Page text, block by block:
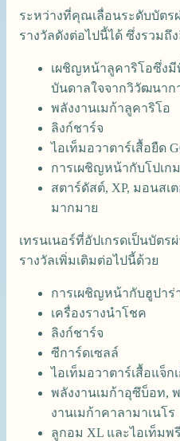
ระหว่างที่คุณเลื่อนระดับบัตร
รางวัลดังต่อไปนี้ได้ ซึ่งรวมถึ
เผชิญหน้าลูคาริโอซึ่งมี
บันดาลใจจากวิวัฒนาก
พลังงานเมก้าลูคาริโอ
ลิงก์ชาร์จ
ไอเท็มอวาตาร์เสื้อยืด
การเผชิญหน้ากับโปเก
สตาร์ดัสต์, XP, มอนสเ
มากมาย
เทรนเนอร์ที่อัปเกรดเป็นบัตร
รางวัลเพิ่มเติมต่อไปนี้ด้วย
การเผชิญหน้ากับฮูปาร่
เครื่องรางนำโชค
ลิงก์ชาร์จ
ซีการ์ดเซลล์
ไอเท็มอวาตาร์เสื้อแจ็ก
พลังงานเมก้าอุซึบ็อท,
งานเมก้าคาลามาเนโร
ลูกอม XL และไอเท็มพ